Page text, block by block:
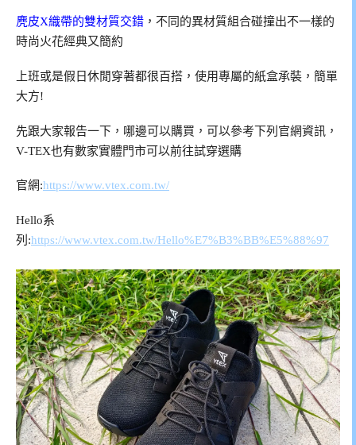
麂皮X織帶的雙材質交錯 ，不同的異材質組合碰撞出不一樣的
時尚火花經典又簡約
上班或是假日休閒穿著都很百搭，使用專屬的紙盒承裝，簡單
大方!
先跟大家報告一下，哪邊可以購買，可以參考下列官網資訊，
V-TEX也有數家實體門市可以前往試穿選購
官網:https://www.vtex.com.tw/
Hello系
列:https://www.vtex.com.tw/Hello%E7%B3%BB%E5%88%97